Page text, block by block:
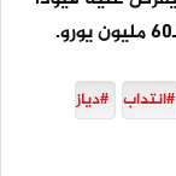
#انتداب #دياز